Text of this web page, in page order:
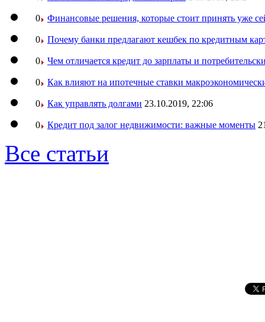
0 Финансовые решения, которые стоит принять уже
0 Почему банки предлагают кешбек по кредитным
0 Чем отличается кредит до зарплаты и
0 Как влияют на ипотечные ставки
0 Как управлять долгами 23.10.2019, 22:06
0 Кредит под залог недвижимости: важные моменты
Все статьи